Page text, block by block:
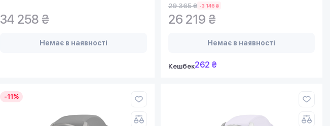
34 258 ₴
Немає в наявності
29 365 ₴ -3 146 ₴
26 219 ₴
Немає в наявності
Кешбек262 ₴
-11%